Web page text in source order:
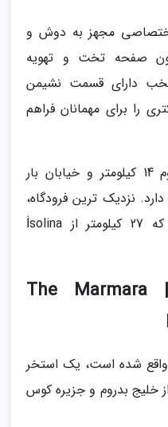
مجهز به دوش و
صفحه تخت و تهویه
دارای قسمت نشیمن
را برای مهمانان فراهم
ایستگاه اتوبوس شهرداری بدروم 14 کیلومتر و خیابان بار
دارد. نزدیک ترین فرودگاه،
فرودگاه Milas-Bodrum است که 27 کیلومتر از İsolina
هتل مارمارا بدروم | The Marmara
واقع شده است، یک استخر
180 درجه ای از خلیج بدروم و جزیره کوس